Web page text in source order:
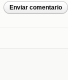
Enviar comentario